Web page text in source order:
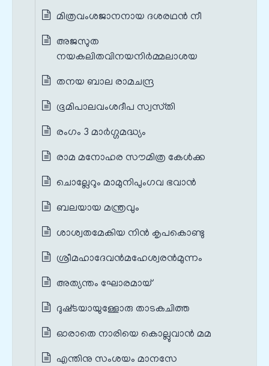
മിത്രവംശജാനനായ ദശരഥന്‍ നീ
അജസുത
നയകലിതവിനയനിര്‍മ്മലാശയ
തനയ ബാല രാമചന്ദ്ര
ഭൂമിപാലവംശദീപ സ്വസ്‌തി
രംഗം 3 മാർഗ്ഗമദ്ധ്യം
രാമ മനോഹര സൗമിത്ര കേള്‍ക്ക
ചൊല്ലേറും മാമുനിപുംഗവ ഭവാന്‍
ബലയായ മന്ത്രവും
ശാശ്വതമേകിയ നിന്‍ കൃപകൊണ്ടു
ശ്രീമഹാദേവന്‍മഹേശ്വരന്‍മുന്നം
അത്യന്തം ഘോരമായ്‌
ദുഷ്‌ടയായുള്ളോരു താടകചിത്ത
ഓരാതെ നാരിയെ കൊല്ലുവാന്‍ മമ
എന്തിനു സംശയം മാനസേ